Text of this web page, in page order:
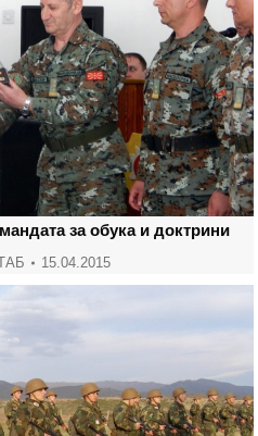
за обука и доктрини
15.04.2015